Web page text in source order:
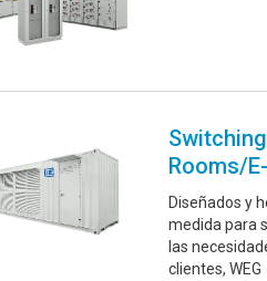
Switching
Rooms/
Diseñados y
medida para
las
clientes, WEG